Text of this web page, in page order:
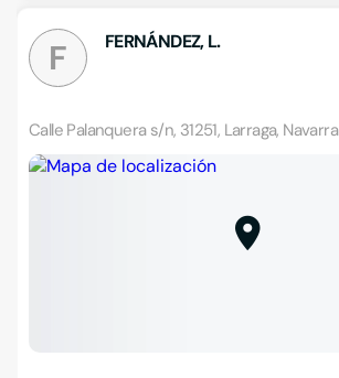
F FERNÁNDEZ, L.
Calle Palanquera s/n, 31251, Larraga, Navarra